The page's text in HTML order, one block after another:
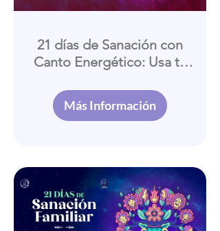
21 días de Sanación con
Canto Energético: Usa tu
Más Información